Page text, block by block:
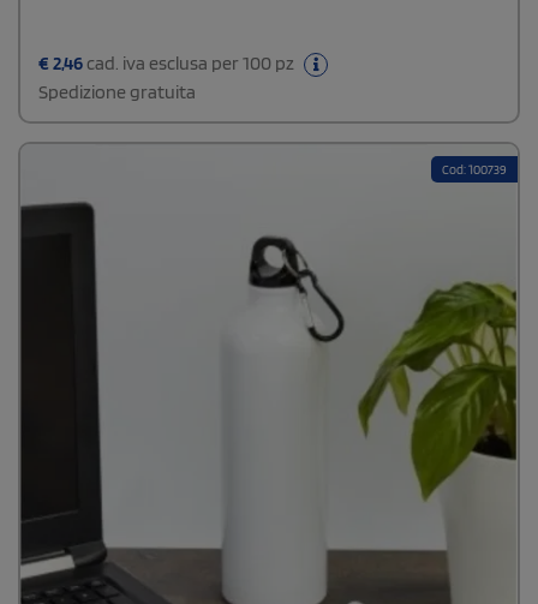
€ 2,46 cad. iva esclusa per 100 pz
Spedizione gratuita
Cod: 100739